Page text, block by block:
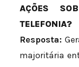
AÇÕES
TELEFONIA?
Resposta:
majoritária